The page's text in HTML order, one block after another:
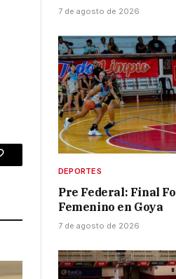
7 de agosto de 2026
DEPORTES
Pre Federal: Final
Femenino en Goya
7 de agosto de 2026